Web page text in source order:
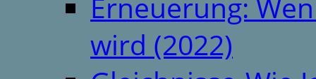
wird (2022)